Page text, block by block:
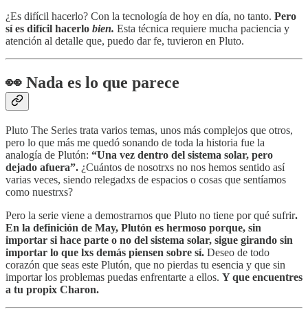
¿Es difícil hacerlo? Con la tecnología de hoy en día, no tanto. Pero
sí es difícil hacerlo bien. Esta técnica requiere mucha paciencia y
atención al detalle que, puedo dar fe, tuvieron en Pluto.
👀 Nada es lo que parece
Pluto The Series trata varios temas, unos más complejos que otros,
pero lo que más me quedó sonando de toda la historia fue la
analogía de Plutón: “Una vez dentro del sistema solar, pero
dejado afuera”. ¿Cuántos de nosotrxs no nos hemos sentido así
varias veces, siendo relegadxs de espacios o cosas que sentíamos
como nuestrxs?
Pero la serie viene a demostrarnos que Pluto no tiene por qué sufrir.
En la definición de May, Plutón es hermoso porque, sin
importar si hace parte o no del sistema solar, sigue girando sin
importar lo que lxs demás piensen sobre sí. Deseo de todo
corazón que seas este Plutón, que no pierdas tu esencia y que sin
importar los problemas puedas enfrentarte a ellos. Y que encuentres
a tu propix Charon.